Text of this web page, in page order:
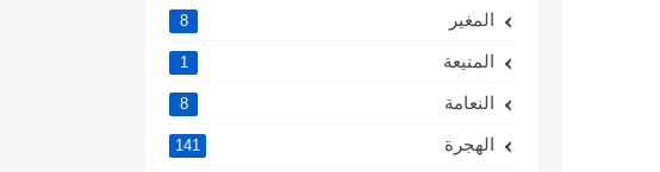
المغير 8
المنيعة 1
النعامة 8
الهجرة 141